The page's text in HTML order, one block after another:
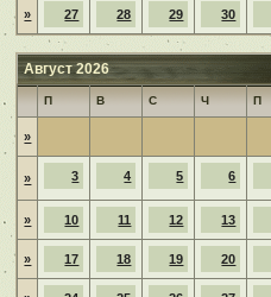
» 27 28 29 30
Август 2026
П В С Ч П
»
» 3 4 5 6
» 10 11 12 13
» 17 18 19 20